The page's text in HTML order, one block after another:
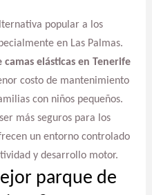
popular a los
en Las Palmas.
elásticas en Tenerife
costo de mantenimiento
con niños pequeños.
más seguros para los
un entorno controlado
y desarrollo motor.
parque de